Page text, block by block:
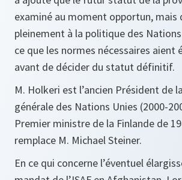
examiné au moment opportun, mais
pleinement à la politique des
ce que les normes nécessaires
avant de décider du statut définitif.
M. Holkeri est l’ancien Président de
générale des Nations Unies (2000-
Premier ministre de la Finlande de
remplace M. Michael Steiner.
En ce qui concerne l’éventuel